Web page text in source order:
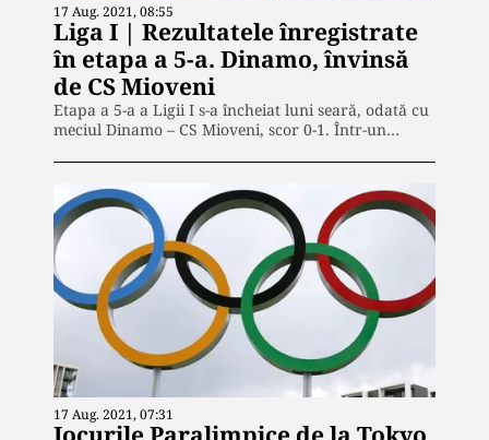
17 Aug. 2021, 08:55
Liga I | Rezultatele înregistrate
în etapa a 5-a. Dinamo, învinsă
de CS Mioveni
Etapa a 5-a a Ligii I s-a încheiat luni seară, odată cu
meciul Dinamo – CS Mioveni, scor 0-1. Într-un…
17 Aug. 2021, 07:31